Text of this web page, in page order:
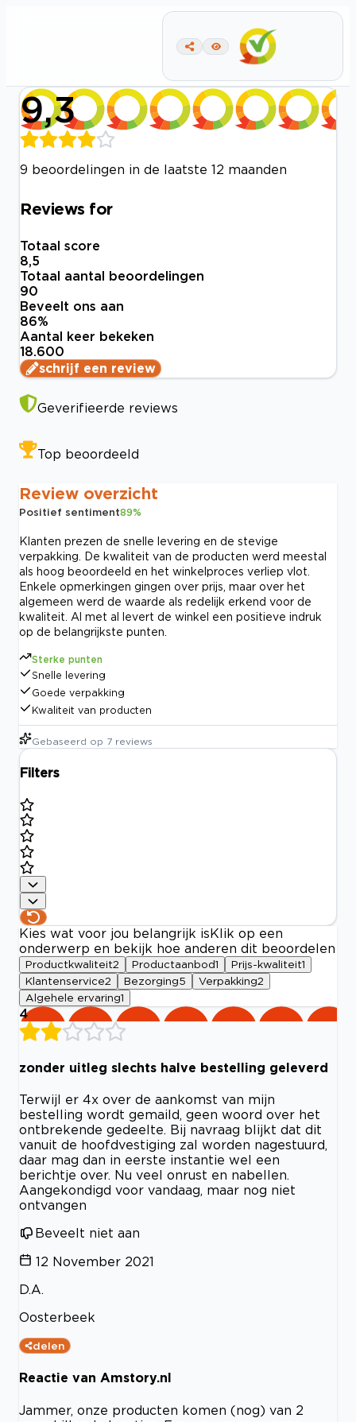
9,3
9 beoordelingen in de laatste 12 maanden
Reviews for
Totaal score
8,5
Totaal aantal beoordelingen
90
Beveelt ons aan
86%
Aantal keer bekeken
18.600
schrijf een review
Geverifieerde reviews
Top beoordeeld
Review overzicht
Positief sentiment89%
Klanten prezen de snelle levering en de stevige
verpakking. De kwaliteit van de producten werd meestal
als hoog beoordeeld en het winkelproces verliep vlot.
Enkele opmerkingen gingen over prijs, maar over het
algemeen werd de waarde als redelijk erkend voor de
kwaliteit. Al met al levert de winkel een positieve indruk
op de belangrijkste punten.
Sterke punten
Snelle levering
Goede verpakking
Kwaliteit van producten
Gebaseerd op 7 reviews
Filters
Kies wat voor jou belangrijk is Klik op een
onderwerp en bekijk hoe anderen dit beoordelen
Productkwaliteit2 Productaanbod1 Prijs-kwaliteit1
Klantenservice2 Bezorging5 Verpakking2
Algehele ervaring1
4
zonder uitleg slechts halve bestelling geleverd
Terwijl er 4x over de aankomst van mijn
bestelling wordt gemaild, geen woord over het
ontbrekende gedeelte. Bij navraag blijkt dat dit
vanuit de hoofdvestiging zal worden nagestuurd,
daar mag dan in eerste instantie wel een
berichtje over. Nu veel onrust en nabellen.
Aangekondigd voor vandaag, maar nog niet
ontvangen
Beveelt niet aan
12 November 2021
D.A.
Oosterbeek
delen
Reactie van Amstory.nl
Jammer, onze producten komen (nog) van 2